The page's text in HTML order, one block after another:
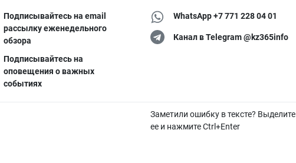
Подписывайтесь на email
рассылку еженедельного
обзора
Подписывайтесь на
оповещения о важных
событиях
WhatsApp +7 771 228 04 01
Канал в Telegram @kz365info
Заметили ошибку в тексте? Выделите
ее и нажмите Ctrl+Enter